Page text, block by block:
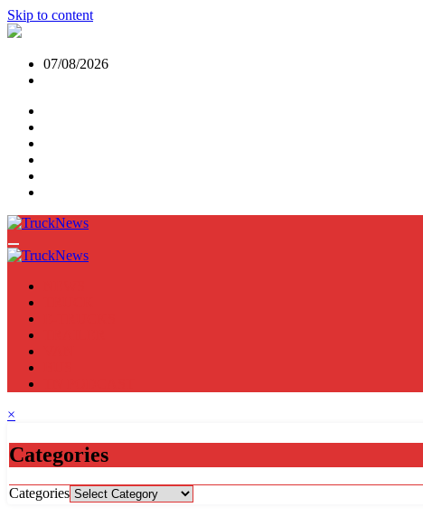
Skip to content
07/08/2026
×
Categories
Categories